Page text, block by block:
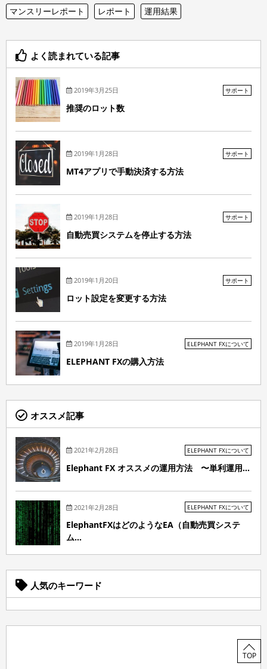
マンスリーレポート レポート 運用結果
よく読まれている記事
2019年3月25日 サポート
推奨のロット数
2019年1月28日 サポート
MT4アプリで手動決済する方法
2019年1月28日 サポート
自動売買システムを停止する方法
2019年1月20日 サポート
ロット設定を変更する方法
2019年1月28日 ELEPHANT FXについて
ELEPHANT FXの購入方法
オススメ記事
2021年2月28日 ELEPHANT FXについて
Elephant FX オススメの運用方法 〜単利運用...
2021年2月28日 ELEPHANT FXについて
ElephantFXはどのようなEA（自動売買システ
ム...
人気のキーワード
TOP